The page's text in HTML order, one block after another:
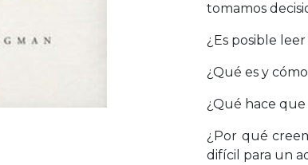
tomamos
¿Es posible
¿Qué es y
¿Qué hace
¿Por qué
difícil para un